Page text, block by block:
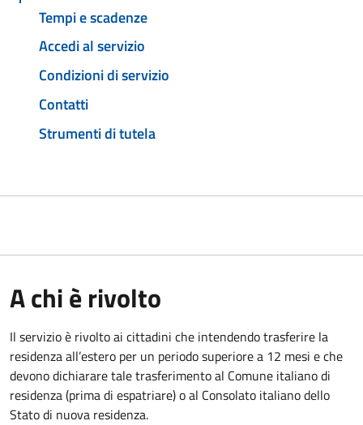
Tempi e scadenze
Accedi al servizio
Condizioni di servizio
Contatti
Strumenti di tutela
A chi è rivolto
Il servizio è rivolto ai cittadini che intendendo trasferire la
residenza all’estero per un periodo superiore a 12 mesi e che
devono dichiarare tale trasferimento al Comune italiano di
residenza (prima di espatriare) o al Consolato italiano dello
Stato di nuova residenza.